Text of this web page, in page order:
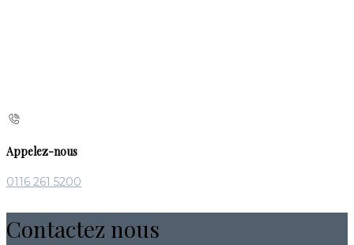
Appelez-nous
0116 261 5200
Contactez nous